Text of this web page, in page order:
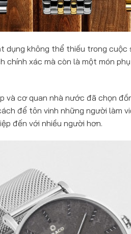
không thể thiếu trong cuộc
xác mà còn là một món
và cơ quan nhà nước đã chọn
để tôn vinh những người làm
đến với nhiều người hơn.